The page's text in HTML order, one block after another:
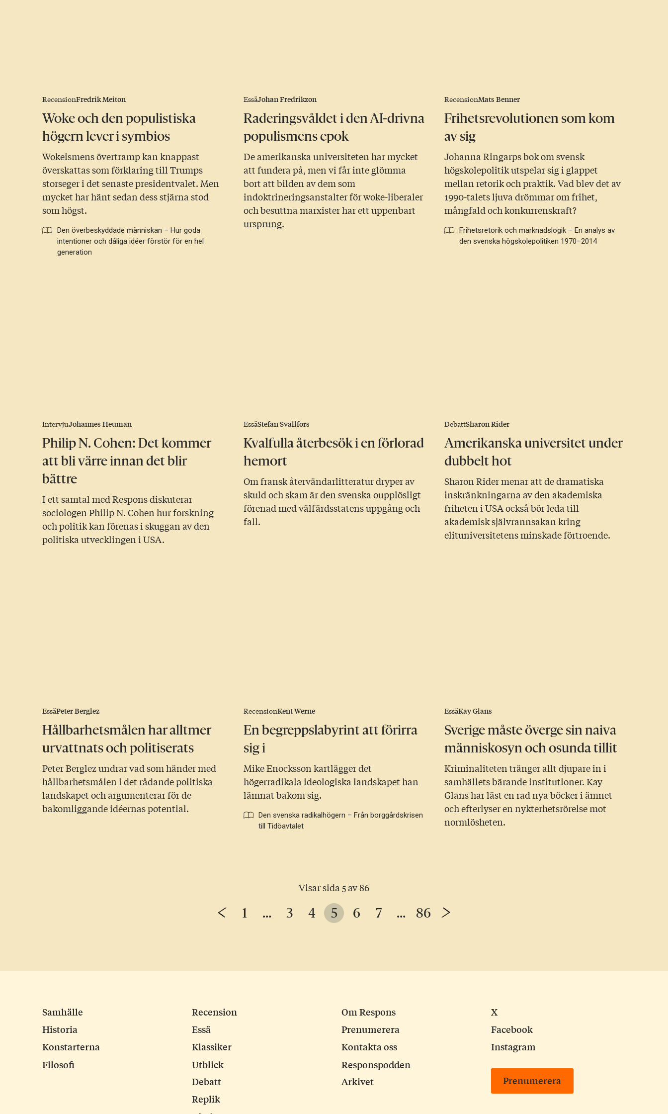
RecensionFredrik Meiton
Woke och den populistiska
högern lever i symbios
Wokeismens övertramp kan knappast
överskattas som förklaring till Trumps
storseger i det senaste presidentvalet. Men
mycket har hänt sedan dess stjärna stod
som högst.
Den överbeskyddade människan – Hur goda
intentioner och dåliga idéer förstör för en hel
generation
EssäJohan Fredrikzon
Raderingsvåldet i den AI-drivna
populismens epok
De amerikanska universiteten har mycket
att fundera på, men vi får inte glömma
bort att bilden av dem som
indoktrineringsanstalter för woke-liberaler
och besuttna marxister har ett uppenbart
ursprung.
RecensionMats Benner
Frihetsrevolutionen som kom
av sig
Johanna Ringarps bok om svensk
högskolepolitik utspelar sig i glappet
mellan retorik och praktik. Vad blev det av
1990-talets ljuva drömmar om frihet,
mångfald och konkurrenskraft?
Frihetsretorik och marknadslogik – En analys av
den svenska högskolepolitiken 1970–2014
IntervjuJohannes Heuman
Philip N. Cohen: Det kommer
att bli värre innan det blir
bättre
I ett samtal med Respons diskuterar
sociologen Philip N. Cohen hur forskning
och politik kan förenas i skuggan av den
politiska utvecklingen i USA.
EssäStefan Svallfors
Kvalfulla återbesök i en förlorad
hemort
Om fransk återvändarlitteratur dryper av
skuld och skam är den svenska oupplösligt
förenad med välfärdsstatens uppgång och
fall.
DebattSharon Rider
Amerikanska universitet under
dubbelt hot
Sharon Rider menar att de dramatiska
inskränkningarna av den akademiska
friheten i USA också bör leda till
akademisk självrannsakan kring
elituniversitetens minskade förtroende.
EssäPeter Berglez
Hållbarhetsmålen har alltmer
urvattnats och politiserats
Peter Berglez undrar vad som händer med
hållbarhetsmålen i det rådande politiska
landskapet och argumenterar för de
bakomliggande idéernas potential.
RecensionKent Werne
En begreppslabyrint att förirra
sig i
Mike Enocksson kartlägger det
högerradikala ideologiska landskapet han
lämnat bakom sig.
Den svenska radikalhögern – Från borggårdskrisen
till Tidöavtalet
EssäKay Glans
Sverige måste överge sin naiva
människosyn och osunda tillit
Kriminaliteten tränger allt djupare in i
samhällets bärande institutioner. Kay
Glans har läst en rad nya böcker i ämnet
och efterlyser en nykterhetsrörelse mot
normlösheten.
Visar sida 5 av 86
Previous
1 … 3 4 5 6 7 … 86
Next
Samhälle
Historia
Konstarterna
Filosofi
Recension
Essä
Klassiker
Utblick
Debatt
Replik
Om Respons
Prenumerera
Kontakta oss
Responspodden
Arkivet
X
Facebook
Instagram
Prenumerera